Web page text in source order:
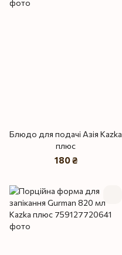
Блюдо для подачі Азія Kazka
плюс
180 ₴